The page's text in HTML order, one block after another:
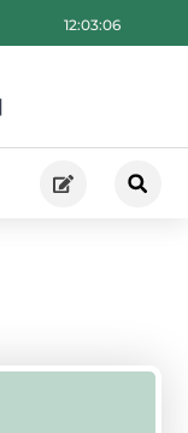
12:03:07